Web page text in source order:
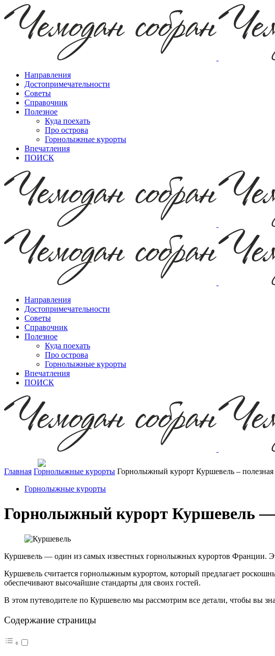
Направления
Достопримечательности
Советы
Справочник
Полезное
Куда поехать
Про острова
Горнолыжные курорты
Впечатления
ПОИСК
Направления
Достопримечательности
Советы
Справочник
Полезное
Куда поехать
Про острова
Горнолыжные курорты
Впечатления
ПОИСК
Главная Горнолыжные курорты Горнолыжный курорт Куршевель –
Горнолыжные курорты
Горнолыжный курорт Куршевель
Куршевель — один из самых известных горнолыжных курортов Франции.
Куршевель считается горнолыжным курортом, который предлагает
обеспечивают высочайшие стандарты для своих гостей.
В этом путеводителе по Куршевелю мы рассмотрим все детали, чтобы вы
Содержание страницы